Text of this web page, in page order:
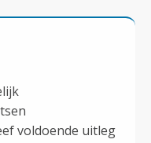
voldoende uitleg